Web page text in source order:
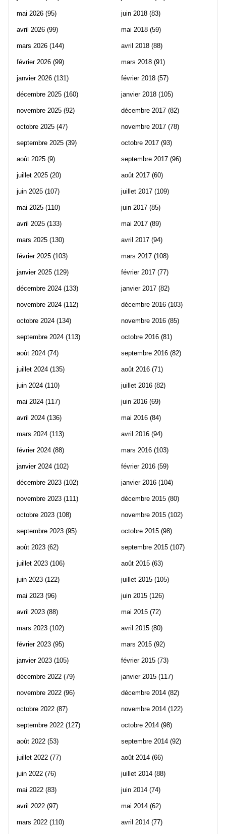
mai 2026 (95)
avril 2026 (99)
mars 2026 (144)
février 2026 (99)
janvier 2026 (131)
décembre 2025 (160)
novembre 2025 (92)
octobre 2025 (47)
septembre 2025 (39)
août 2025 (9)
juillet 2025 (20)
juin 2025 (107)
mai 2025 (110)
avril 2025 (133)
mars 2025 (130)
février 2025 (103)
janvier 2025 (129)
décembre 2024 (133)
novembre 2024 (112)
octobre 2024 (134)
septembre 2024 (113)
août 2024 (74)
juillet 2024 (135)
juin 2024 (110)
mai 2024 (117)
avril 2024 (136)
mars 2024 (113)
février 2024 (88)
janvier 2024 (102)
décembre 2023 (102)
novembre 2023 (111)
octobre 2023 (108)
septembre 2023 (95)
août 2023 (62)
juillet 2023 (106)
juin 2023 (122)
mai 2023 (96)
avril 2023 (88)
mars 2023 (102)
février 2023 (95)
janvier 2023 (105)
décembre 2022 (79)
novembre 2022 (96)
octobre 2022 (87)
septembre 2022 (127)
août 2022 (53)
juillet 2022 (77)
juin 2022 (76)
mai 2022 (83)
avril 2022 (97)
mars 2022 (110)
juin 2018 (83)
mai 2018 (59)
avril 2018 (88)
mars 2018 (91)
février 2018 (57)
janvier 2018 (105)
décembre 2017 (82)
novembre 2017 (78)
octobre 2017 (93)
septembre 2017 (96)
août 2017 (60)
juillet 2017 (109)
juin 2017 (85)
mai 2017 (89)
avril 2017 (94)
mars 2017 (108)
février 2017 (77)
janvier 2017 (82)
décembre 2016 (103)
novembre 2016 (85)
octobre 2016 (81)
septembre 2016 (82)
août 2016 (71)
juillet 2016 (82)
juin 2016 (69)
mai 2016 (84)
avril 2016 (94)
mars 2016 (103)
février 2016 (59)
janvier 2016 (104)
décembre 2015 (80)
novembre 2015 (102)
octobre 2015 (98)
septembre 2015 (107)
août 2015 (63)
juillet 2015 (105)
juin 2015 (126)
mai 2015 (72)
avril 2015 (80)
mars 2015 (92)
février 2015 (73)
janvier 2015 (117)
décembre 2014 (82)
novembre 2014 (122)
octobre 2014 (98)
septembre 2014 (92)
août 2014 (66)
juillet 2014 (88)
juin 2014 (74)
mai 2014 (62)
avril 2014 (77)